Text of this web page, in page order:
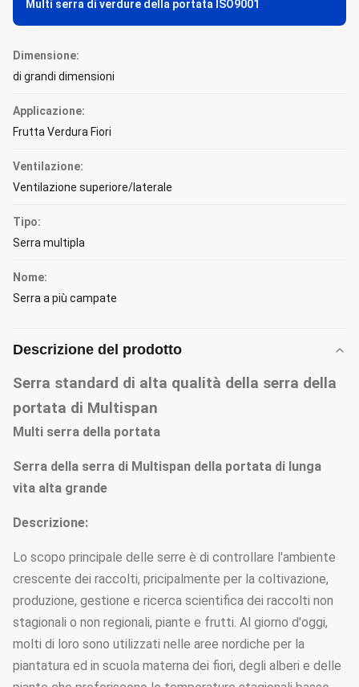
Multi serra di verdure della portata ISO9001
Dimensione:
di grandi dimensioni
Applicazione:
Frutta Verdura Fiori
Ventilazione:
Ventilazione superiore/laterale
Tipo:
Serra multipla
Nome:
Serra a più campate
Descrizione del prodotto
Serra standard di alta qualità della serra della
portata di Multispan
Multi serra della portata
Serra della serra di Multispan della portata di lunga
vita alta grande
Descrizione:
Lo scopo principale delle serre è di controllare l'ambiente
crescente dei raccolti, pricipalmente per la coltivazione,
produzione, gestione e ricerca scientifica dei raccolti non
stagionali o non regionali, piante e frutti. Al giorno d'oggi,
molti di loro sono utilizzati nelle aree nordiche per la
piantatura ed in scuola materna dei fiori, degli alberi e delle